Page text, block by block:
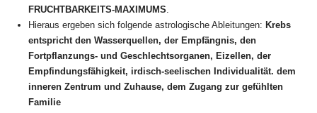
FRUCHTBARKEITS-MAXIMUMS
Hieraus ergeben sich folgende astrologische Ableitungen: Krebs
entspricht den Wasserquellen, der Empfängnis, den
Fortpflanzungs- und Geschlechtsorganen, Eizellen, der
Empfindungsfähigkeit, irdisch-seelischen Individualität. dem
inneren Zentrum und Zuhause, dem Zugang zur gefühlten
Familie